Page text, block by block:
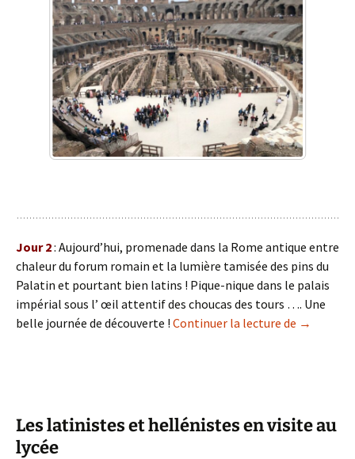
Jour 2: Aujourd’hui, promenade dans la Rome antique entre
chaleur du forum romain et la lumière tamisée des pins du
Palatin et pourtant bien latins ! Pique-nique dans le palais
impérial sous l’ œil attentif des choucas des tours …. Une
belle journée de découverte ! Continuer la lecture de Voyage à
→
Les latinistes et hellénistes en visite au
lycée